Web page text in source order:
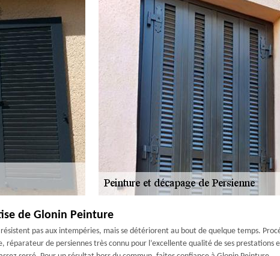
de Glonin Peinture
pas aux intempéries, mais se détériorent au bout de quelque temps.
réparateur de persiennes très connu pour l’excellente qualité de ses prestations